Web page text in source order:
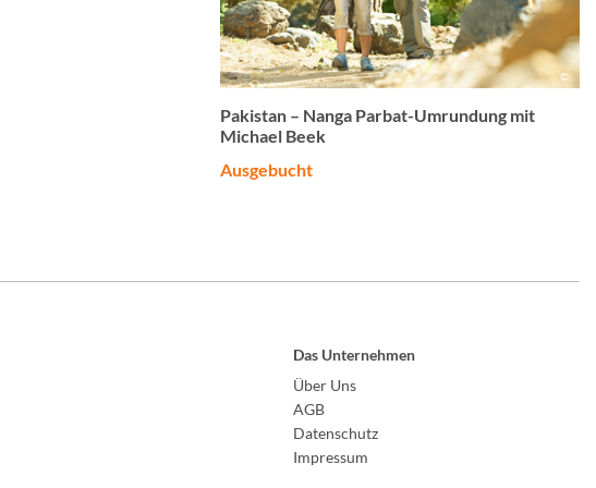
©
Pakistan – Nanga Parbat-Umrundung mit
Michael Beek
Ausgebucht
Das Unternehmen
Über Uns
AGB
Datenschutz
Impressum